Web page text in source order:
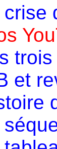
crise
et